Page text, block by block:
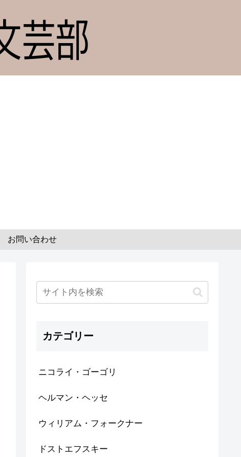
お問い合わせ
カテゴリー
ニコライ・ゴーゴリ
ヘルマン・ヘッセ
ウィリアム・フォークナー
ドストエフスキー